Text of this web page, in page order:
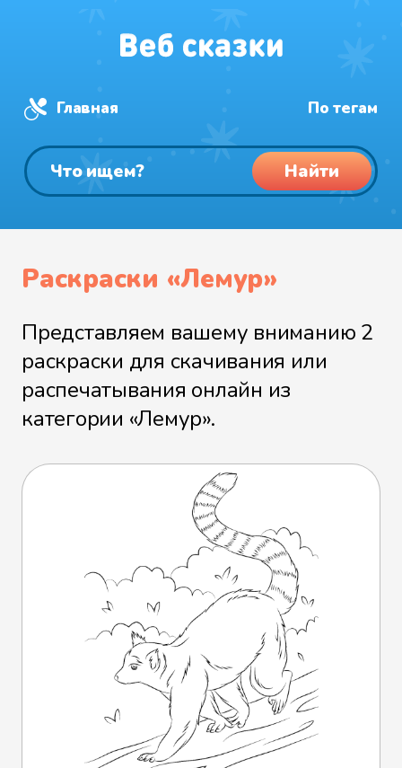
Главная По тегам
Найти
Раскраски «Лемур»
Представляем вашему вниманию 2
раскраски для скачивания или
распечатывания онлайн из
категории «Лемур».